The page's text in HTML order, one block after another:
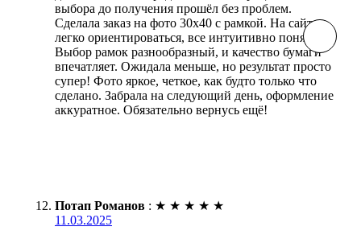
выбора до получения прошёл без проблем.
Сделала заказ на фото 30х40 с рамкой. На сайте
легко ориентироваться, все интуитивно понятно.
Выбор рамок разнообразный, и качество бумаги
впечатляет. Ожидала меньше, но результат просто
супер! Фото яркое, четкое, как будто только что
сделано. Забрала на следующий день, оформление
аккуратное. Обязательно вернусь ещё!
Потап Романов : ★ ★ ★ ★ ★
11.03.2025